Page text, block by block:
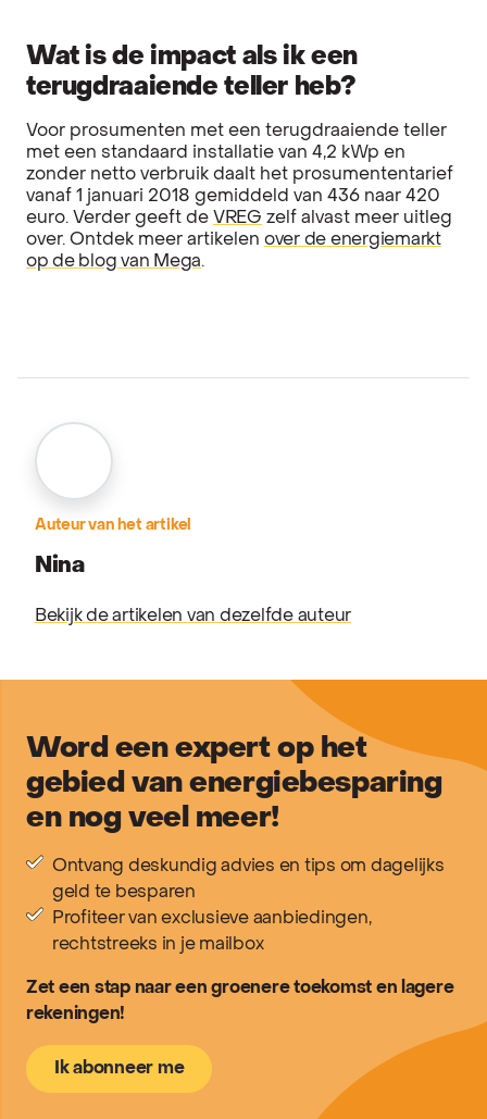
Wat is de impact als ik een
terugdraaiende teller heb?
Voor prosumenten met een terugdraaiende teller
met een standaard installatie van 4,2 kWp en
zonder netto verbruik daalt het prosumententarief
vanaf 1 januari 2018 gemiddeld van 436 naar 420
euro. Verder geeft de VREG zelf alvast meer uitleg
over. Ontdek meer artikelen over de energiemarkt
op de blog van Mega.
Auteur van het artikel
Nina
Bekijk de artikelen van dezelfde auteur
Word een expert op het
gebied van energiebesparing
en nog veel meer!
Ontvang deskundig advies en tips om dagelijks
geld te besparen
Profiteer van exclusieve aanbiedingen,
rechtstreeks in je mailbox
Zet een stap naar een groenere toekomst en lagere
rekeningen!
Ik abonneer me